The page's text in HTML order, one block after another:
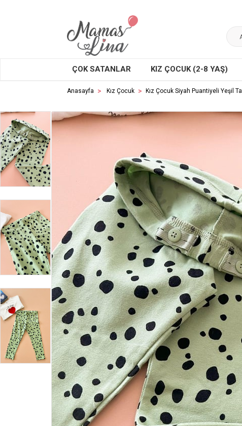
ÇOK SATANLAR KIZ ÇOCUK (2-8 YAŞ)
Anasayfa Kız Çocuk Kız Çocuk Siyah Puantiyeli Yeşil